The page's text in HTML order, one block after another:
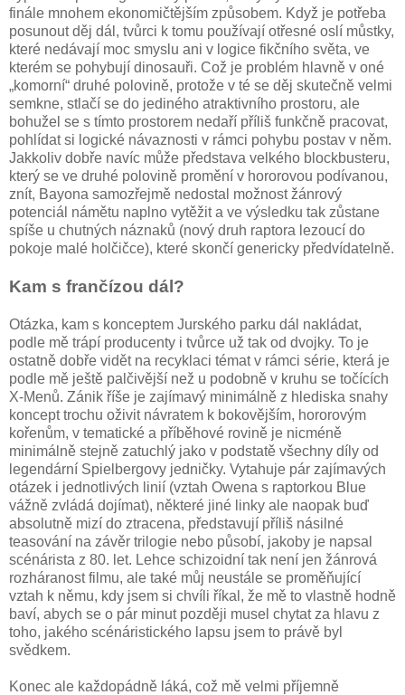
finále mnohem ekonomičtějším způsobem. Když je potřeba
posunout děj dál, tvůrci k tomu používají otřesné oslí můstky,
které nedávají moc smyslu ani v logice fikčního světa, ve
kterém se pohybují dinosauři. Což je problém hlavně v oné
„komorní“ druhé polovině, protože v té se děj skutečně velmi
semkne, stlačí se do jediného atraktivního prostoru, ale
bohužel se s tímto prostorem nedaří příliš funkčně pracovat,
pohlídat si logické návaznosti v rámci pohybu postav v něm.
Jakkoliv dobře navíc může představa velkého blockbusteru,
který se ve druhé polovině promění v hororovou podívanou,
znít, Bayona samozřejmě nedostal možnost žánrový
potenciál námětu naplno vytěžit a ve výsledku tak zůstane
spíše u chutných náznaků (nový druh raptora lezoucí do
pokoje malé holčičce), které skončí genericky předvídatelně.
Kam s frančízou dál?
Otázka, kam s konceptem Jurského parku dál nakládat,
podle mě trápí producenty i tvůrce už tak od dvojky. To je
ostatně dobře vidět na recyklaci témat v rámci série, která je
podle mě ještě palčivější než u podobně v kruhu se točících
X-Menů. Zánik říše je zajímavý minimálně z hlediska snahy
koncept trochu oživit návratem k bokovějším, hororovým
kořenům, v tematické a příběhové rovině je nicméně
minimálně stejně zatuchlý jako v podstatě všechny díly od
legendární Spielbergovy jedničky. Vytahuje pár zajímavých
otázek i jednotlivých linií (vztah Owena s raptorkou Blue
vážně zvládá dojímat), některé jiné linky ale naopak buď
absolutně mizí do ztracena, představují příliš násilné
teasování na závěr trilogie nebo působí, jakoby je napsal
scénárista z 80. let. Lehce schizoidní tak není jen žánrová
rozháranost filmu, ale také můj neustále se proměňující
vztah k němu, kdy jsem si chvíli říkal, že mě to vlastně hodně
baví, abych se o pár minut později musel chytat za hlavu z
toho, jakého scénáristického lapsu jsem to právě byl
svědkem.
Konec ale každopádně láká, což mě velmi příjemně